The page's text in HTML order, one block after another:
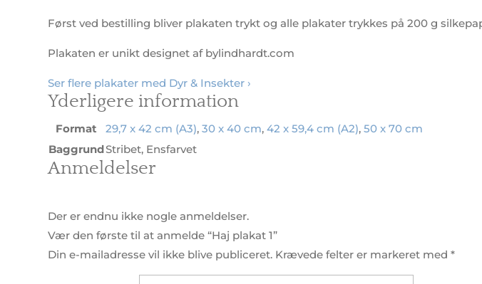
Først ved bestilling bliver plakaten trykt og alle plakater trykkes på 200 g
Plakaten er unikt designet af bylindhardt.com
Ser flere plakater med Dyr & Insekter ›
Yderligere information
Format 29,7 x 42 cm (A3),30 x 40 cm,42 x 59,4 cm (A2),50 x 70 cm
BaggrundStribet, Ensfarvet
Anmeldelser
Der er endnu ikke nogle anmeldelser.
Vær den første til at anmelde “Haj plakat 1”
Din e-mailadresse vil ikke blive publiceret. Krævede felter er markeret med*